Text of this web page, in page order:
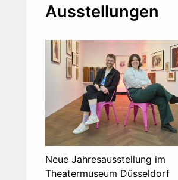
Ausstellungen
Neue Jahresausstellung im
Theatermuseum Düsseldorf